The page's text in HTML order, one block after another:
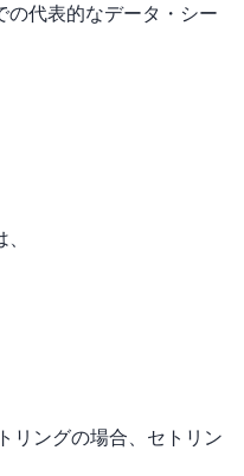
の代表的なデータ・シー
リングの場合、セトリン